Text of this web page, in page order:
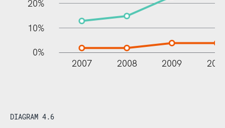
20%
10%
0%
2007 2008 2009
DIAGRAM 4.6